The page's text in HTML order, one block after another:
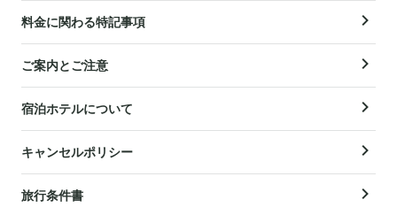
料金に関わる特記事項
ご案内とご注意
宿泊ホテルについて
キャンセルポリシー
旅行条件書